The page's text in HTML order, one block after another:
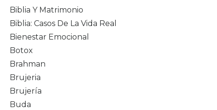
Biblia Y Matrimonio
Biblia: Casos De La Vida Real
Bienestar Emocional
Botox
Brahman
Brujeria
Brujería
Buda